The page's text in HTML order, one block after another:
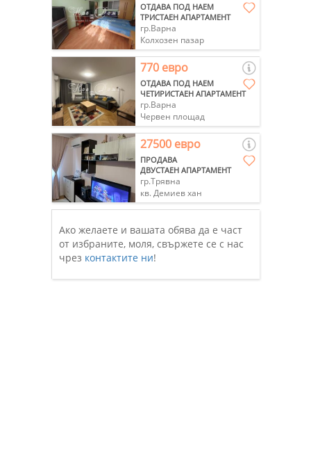
ОТДАВА ПОД НАЕМ
ТРИСТАЕН АПАРТАМЕНТ
гр.Варна
Колхозен пазар
770 евро
ОТДАВА ПОД НАЕМ
ЧЕТИРИСТАЕН АПАРТАМЕНТ
гр.Варна
Червен площад
27500 евро
ПРОДАВА
ДВУСТАЕН АПАРТАМЕНТ
гр.Трявна
кв. Демиев хан
Ако желаете и вашата обява да е част
от избраните, моля, свържете се с нас
чрез контактите ни!